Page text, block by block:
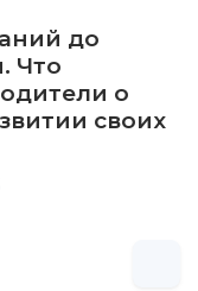
до
Что
о
своих